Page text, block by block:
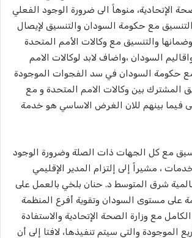
الإتحادية، منوهاً الى ضرورة الوجود الفعلي
التنسيق مع حكومة السودان والتنسيق لإيصال
والتنسيق مع وكالات الأمم المتحدة
السودان ،واضاف لابد لوكالات الامم
حكومة السودان في سد الفجوات الموجودة
المشترك بين وكالات الامم المتحدة و مع
فيما بينهم للان الغرض الاساسي هو خدمة
مع كل الجهات ذات الصلة وضرورة الوجود
، مشيراً إلى إلتزام المدير الإقليمي
شرق المتوسط د. حنان بلخي بالعمل على
على مستوى السودان وتقوية أفرع المنظمة
الكامل مع وزارة الصحة الإتحادية والاستفادة
الموجودة والتي سيتم تنفيذها، لافتا إلى أن